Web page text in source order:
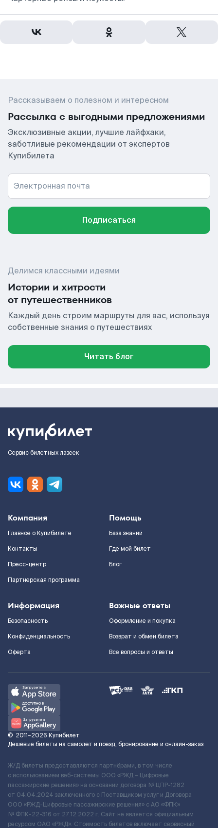
Рассказываем о полезном и интересном
Рассылка с выгодными предложениями
Эксклюзивные акции, лучшие лайфхаки,
заботливые рекомендации от экспертов
Купибилета
Электронная почта
Подписаться
Делимся классными идеями
Истории и хитрости
от путешественников
Каждый день строим маршруты для вас, используя
собственные знания о путешествиях
Читать блог
Сервис билетных лазеек
Компания
Главное о Купибилете
Контакты
Пресс-центр
Партнерская программа
Помощь
База знаний
Где мой билет
Блог
Информация
Безопасность
Конфиденциальность
Оферта
Важные ответы
Оформление и покупка
Возврат и обмен билета
Все вопросы и ответы
© 2011–2026 Купибилет
Дешёвые билеты на самолёт и поезд, бронирование и онлайн-заказ
Ж/Д билеты предоставляются партнёрами, в том числе
с использованием веб-системы ООО «РЖД – Цифровые
пассажирские решения» на основании договора № ЦПР-1282
от 04.04.2024 заключенного с Поставщиком услуг и Договора
ООО «РЖД-Цифровые пассажирские решения» c АО «ФПК»
№ ФПК-22-316 от 27.12.2022 г. Сайт не является официальным
ресурсом ОАО «РЖД». Стоимость билетов включает сервисный